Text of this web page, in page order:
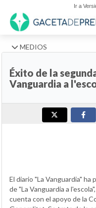
Ir a
MEDIOS
Éxito de la
Vanguardia a
El diario "La Vanguardia"
de "La Vanguardia a
cuenta con el apoyo de la